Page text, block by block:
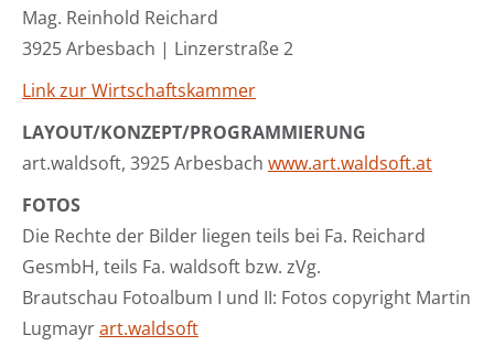
Mag. Reinhold Reichard
3925 Arbesbach | Linzerstraße 2
Link zur Wirtschaftskammer
LAYOUT/KONZEPT/PROGRAMMIERUNG
art.waldsoft, 3925 Arbesbach www.art.waldsoft.at
FOTOS
Die Rechte der Bilder liegen teils bei Fa. Reichard
GesmbH, teils Fa. waldsoft bzw. zVg.
Brautschau Fotoalbum I und II: Fotos copyright Martin
Lugmayrart.waldsoft